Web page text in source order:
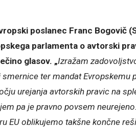
poslanec Franc Bogovič
parlamenta o avtorski
glasov. „Izražam
ter mandat Evropskemu
urejanja avtorskih pravic na
pa je pravno povsem
EU oblikujemo takšne končne